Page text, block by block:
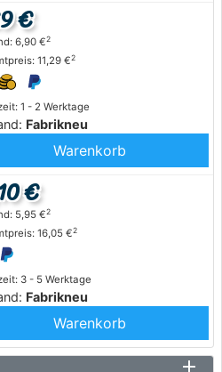
1 - 2 Werktage
Fabrikneu
€
6,90 €2
11,29 €2
Warenkorb
3 - 5 Werktage
Fabrikneu
€
5,95 €2
16,05 €2
Warenkorb